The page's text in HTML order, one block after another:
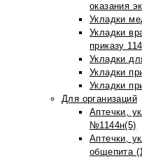
оказания
Укладки
Укладки
приказу
Укладки
Укладки
Укладки
Для организаций
Аптечки,
№1144н(5)
Аптечки,
общепита